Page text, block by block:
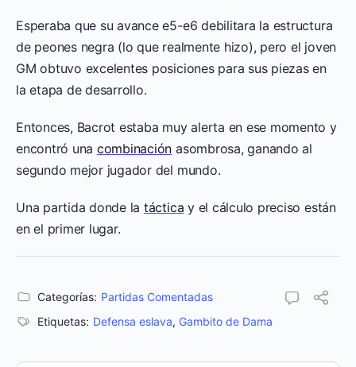
Esperaba que su avance e5-e6 debilitara la estructura
de peones negra (lo que realmente hizo), pero el joven
GM obtuvo excelentes posiciones para sus piezas en
la etapa de desarrollo.
Entonces, Bacrot estaba muy alerta en ese momento y
encontró una combinación asombrosa, ganando al
segundo mejor jugador del mundo.
Una partida donde la táctica y el cálculo preciso están
en el primer lugar.
Categorías: Partidas Comentadas
Etiquetas: Defensa eslava, Gambito de Dama